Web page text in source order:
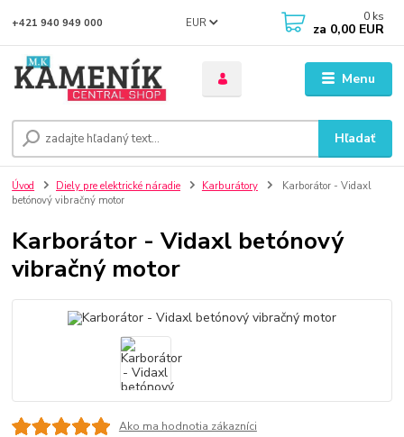
Menu
EUR
Hľadať
+421 940 949 000 0 ks
za 0,00 EUR
Úvod Diely pre elektrické náradie Karburátory
Karborátor - Vidaxl
betónový vibračný motor
Karborátor - Vidaxl betónový
vibračný motor
Ako ma hodnotia zákazníci